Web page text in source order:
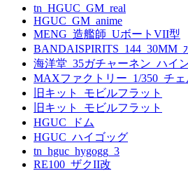
tn_HGUC_GM_real
HGUC_GM_anime
MENG_造艦師_UボートVII型
BANDAISPIRITS_144_30MM_
海洋堂_35ガチャーネン_ハイ
MAXファクトリー_1/350_チ
旧キット_モビルフラット
旧キット_モビルフラット
HGUC_ドム
HGUC_ハイゴッグ
tn_hguc_hygogg_3
RE100_ザクII改